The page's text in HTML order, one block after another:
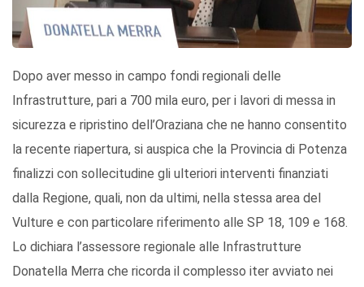
Dopo aver messo in campo fondi regionali delle
Infrastrutture, pari a 700 mila euro, per i lavori di messa in
sicurezza e ripristino dell’Oraziana che ne hanno consentito
la recente riapertura, si auspica che la Provincia di Potenza
finalizzi con sollecitudine gli ulteriori interventi finanziati
dalla Regione, quali, non da ultimi, nella stessa area del
Vulture e con particolare riferimento alle SP 18, 109 e 168.
Lo dichiara l’assessore regionale alle Infrastrutture
Donatella Merra che ricorda il complesso iter avviato nei